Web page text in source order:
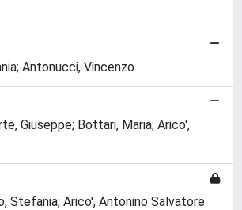
Antonucci, Vincenzo
Giuseppe; Bottari, Maria; Arico',
Stefania; Arico', Antonino Salvatore